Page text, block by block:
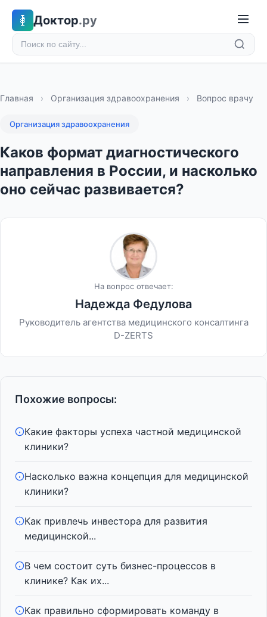
Доктор.ру
Главная › Организация здравоохранения › Вопрос врачу
Организация здравоохранения
Каков формат диагностического
направления в России, и насколько
оно сейчас развивается?
На вопрос отвечает:
Надежда Федулова
Руководитель агентства медицинского консалтинга
D-ZERTS
Похожие вопросы:
Какие факторы успеха частной медицинской
клиники?
Насколько важна концепция для медицинской
клиники?
Как привлечь инвестора для развития
медицинской...
В чем состоит суть бизнес-процессов в
клинике? Как их...
Как правильно сформировать команду в